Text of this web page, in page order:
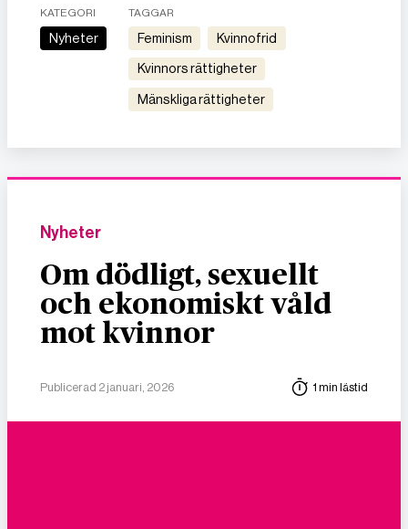
KATEGORI
Nyheter
TAGGAR
feminism kvinnofrid
kvinnors rättigheter
mänskliga rättigheter
Nyheter
Om dödligt, sexuellt
och ekonomiskt våld
mot kvinnor
Publicerad 2 januari, 2026 1 min lästid